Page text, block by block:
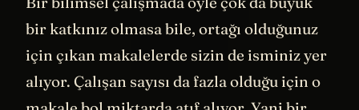
Bir bilimsel çalışmada öyle çok da büyük
bir katkınız olmasa bile, ortağı olduğunuz
için çıkan makalelerde sizin de isminiz yer
alıyor. Çalışan sayısı da fazla olduğu için o